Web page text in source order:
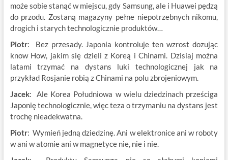
może sobie stanąć w miejscu, gdy Samsung, ale i Huawei pędzą
do przodu. Zostaną magazyny pełne niepotrzebnych nikomu,
drogich i starych technologicznie produktów…
Piotr: Bez przesady. Japonia kontroluje ten wzrost dozując
know How, jakim się dzieli z Koreą i Chinami. Dzisiaj można
latami trzymać na dystans luki technologicznej jak na
przykład Rosjanie robią z Chinami na polu zbrojeniowym.
Jacek: Ale Korea Południowa w wielu dziedzinach prześciga
Japonię technologicznie, więc teza o trzymaniu na dystans jest
trochę nieadekwatna.
Piotr: Wymień jedną dziedzinę. Ani w elektronice ani w roboty
w ani w atomie ani w magnetyce nie, nie i nie.